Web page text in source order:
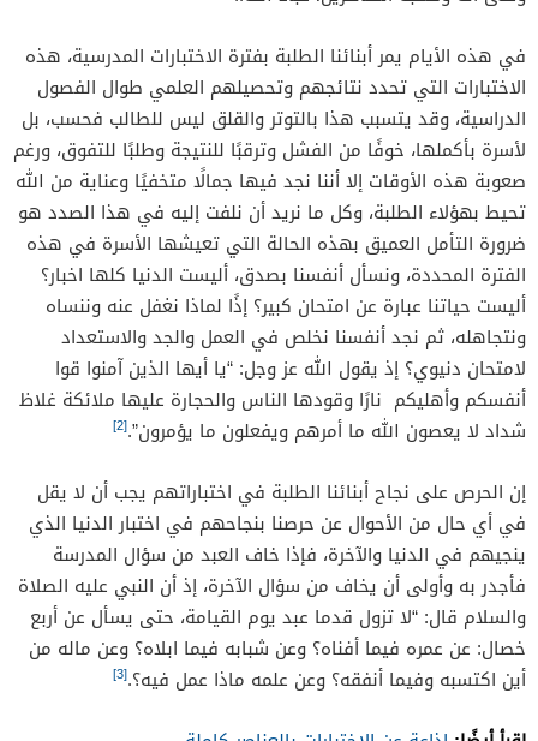
في هذه الأيام يمر أبنائنا الطلبة بفترة الاختبارات المدرسية، هذه
الاختبارات التي تحدد نتائجهم وتحصيلهم العلمي طوال الفصول
الدراسية، وقد يتسبب هذا بالتوتر والقلق ليس للطالب فحسب، بل
لأسرة بأكملها، خوفًا من الفشل وترقبًا للنتيجة وطلبًا للتفوق، ورغم
صعوبة هذه الأوقات إلا أننا نجد فيها جمالًا متخفيًا وعناية من الله
تحيط بهؤلاء الطلبة، وكل ما نريد أن نلفت إليه في هذا الصدد هو
ضرورة التأمل العميق بهذه الحالة التي تعيشها الأسرة في هذه
الفترة المحددة، ونسأل أنفسنا بصدق، أليست الدنيا كلها اخبار؟
أليست حياتنا عبارة عن امتحان كبير؟ إذًا لماذا نغفل عنه وننساه
ونتجاهله، ثم نجد أنفسنا نخلص في العمل والجد والاستعداد
لامتحان دنيوي؟ إذ يقول الله عز وجل: “يا أيها الذين آمنوا قوا
أنفسكم وأهليكم نارًا وقودها الناس والحجارة عليها ملائكة غلاظ
شداد لا يعصون الله ما أمرهم ويفعلون ما يؤمرون”.[2]
إن الحرص على نجاح أبنائنا الطلبة في اختباراتهم يجب أن لا يقل
في أي حال من الأحوال عن حرصنا بنجاحهم في اختبار الدنيا الذي
ينجيهم في الدنيا والآخرة، فإذا خاف العبد من سؤال المدرسة
فأجدر به وأولى أن يخاف من سؤال الآخرة، إذ أن النبي عليه الصلاة
والسلام قال: “لا تزول قدما عبد يوم القيامة، حتى يسأل عن أربع
خصال: عن عمره فيما أفناه؟ وعن شبابه فيما ابلاه؟ وعن ماله من
أين اكتسبه وفيما أنفقه؟ وعن علمه ماذا عمل فيه؟.[3]